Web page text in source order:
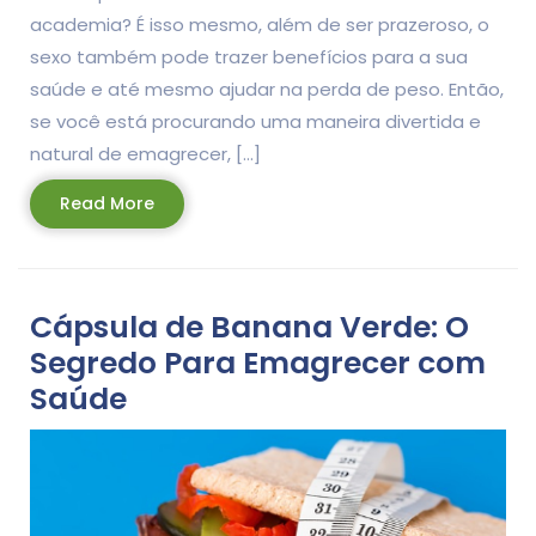
academia? É isso mesmo, além de ser prazeroso, o
sexo também pode trazer benefícios para a sua
saúde e até mesmo ajudar na perda de peso. Então,
se você está procurando uma maneira divertida e
natural de emagrecer, […]
Read MoreRead
More
Cápsula de Banana Verde: O
Segredo Para Emagrecer com
Saúde